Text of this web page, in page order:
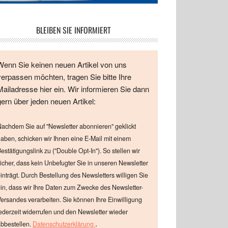
BLEIBEN SIE INFORMIERT
Sie keinen neuen Artikel von uns
möchten, tragen Sie bitte Ihre
hier ein. Wir informieren Sie dann
über jeden neuen Artikel:
Sie auf "Newsletter abonnieren" geklickt
schicken wir Ihnen eine E-Mail mit einem
zu ("Double Opt-In"). So stellen wir
dass kein Unbefugter Sie in unseren Newsletter
Durch Bestellung des Newsletters willigen Sie
dass wir Ihre Daten zum Zwecke des Newsletter-
verarbeiten. Sie können Ihre Einwilligung
widerrufen und den Newsletter wieder
Datenschutzerklärung .